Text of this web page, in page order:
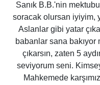
Sanık B.B.'nin
soracak olursan iyiyim,
Aslanlar gibi yatar
babanlar sana bakıyor
çıkarsın, zaten 5
seviyorum seni.
Mahkemede